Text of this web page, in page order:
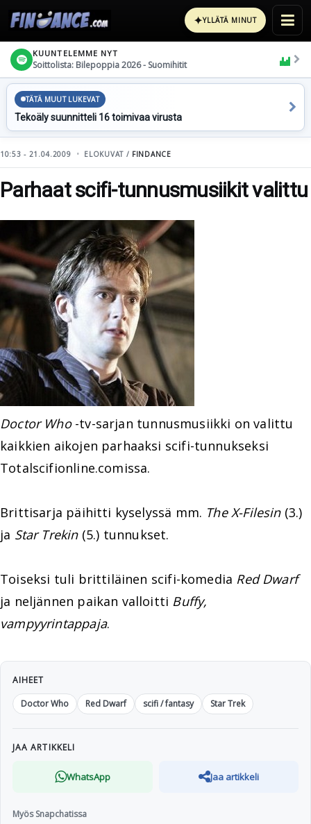
✦YLLÄTÄ MINUT
KUUNTELEMME NYT
Soittolista: Bilepoppia 2026 - Suomihitit
TÄTÄ MUUT LUKEVAT
Tekoäly suunnitteli 16 toimivaa virusta
10:53 - 21.04.2009 ELOKUVAT / FINDANCE
Parhaat scifi-tunnusmusiikit valittu
Doctor Who-tv-sarjan tunnusmusiikki on valittu
kaikkien aikojen parhaaksi scifi-tunnukseksi
Totalscifionline.comissa.
Brittisarja päihitti kyselyssä mm. The X-Filesin(3.)
ja Star Trekin(5.) tunnukset.
Toiseksi tuli brittiläinen scifi-komedia Red Dwarf
ja neljännen paikan valloitti Buffy,
vampyyrintappaja.
AIHEET
Doctor Who
Red Dwarf scifi / fantasy Star Trek
JAA ARTIKKELI
WhatsApp Jaa artikkeli
Myös Snapchatissa